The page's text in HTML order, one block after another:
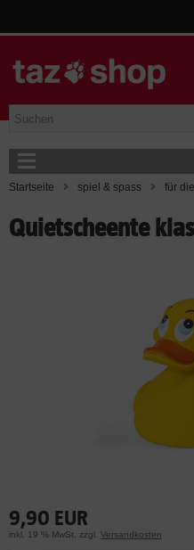
Startseite spiel & spass für
Quietscheente
9,90 EUR
inkl. 19 % MwSt. zzgl. Versandkosten